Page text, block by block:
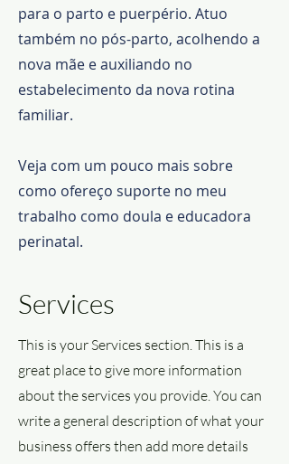
para o parto e puerpério. Atuo
também no pós-parto, acolhendo a
nova mãe e auxiliando no
estabelecimento da nova rotina
familiar.
Veja com um pouco mais sobre
como ofereço suporte no meu
trabalho como doula e educadora
perinatal.
Services
This is your Services section. This is a
great place to give more information
about the services you provide. You can
write a general description of what your
business offers then add more details